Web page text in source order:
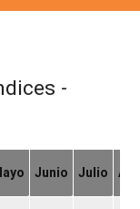
-
Junio Julio